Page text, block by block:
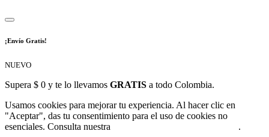
¡Envío Gratis!
NUEVO
Supera $ 0 y te lo llevamos GRATIS a todo Colombia.
Usamos cookies para mejorar tu experiencia. Al hacer clic en
"Aceptar", das tu consentimiento para el uso de cookies no
esenciales. Consulta nuestra
.